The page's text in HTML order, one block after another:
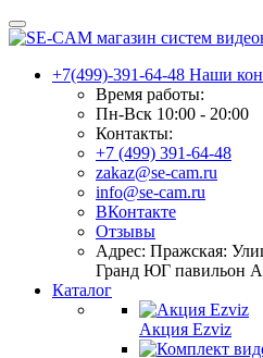
+7(499)-391-64-48 Наши
Время работы:
Пн-Вск 10:00 - 20:00
Контакты:
+7 (499) 391-64-48
zakaz@se-cam.ru
info@se-cam.ru
ВКонтакте
Отзывы
Адрес: Пражская:
Гранд ЮГ павильон
Каталог
Акция Ezviz